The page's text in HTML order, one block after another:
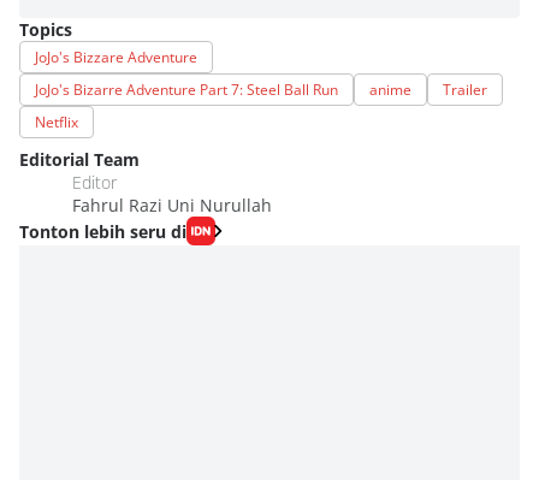
Topics
JoJo's Bizzare Adventure
JoJo's Bizarre Adventure Part 7: Steel Ball Run
anime
Trailer
Netflix
Editorial Team
Editor
Fahrul Razi Uni Nurullah
Tonton lebih seru di